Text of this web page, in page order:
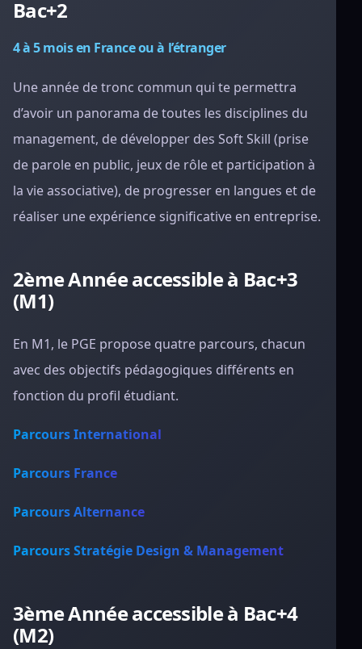
Bac+2
4 à 5 mois en France ou à l’étranger
Une année de tronc commun qui te permettra
d’avoir un panorama de toutes les disciplines du
management, de développer des Soft Skill (prise
de parole en public, jeux de rôle et participation à
la vie associative), de progresser en langues et de
réaliser une expérience significative en entreprise.
2ème Année accessible à Bac+3
(M1)
En M1, le PGE propose quatre parcours, chacun
avec des objectifs pédagogiques différents en
fonction du profil étudiant.
Parcours International
Parcours France
Parcours Alternance
Parcours Stratégie Design & Management
3ème Année accessible à Bac+4
(M2)